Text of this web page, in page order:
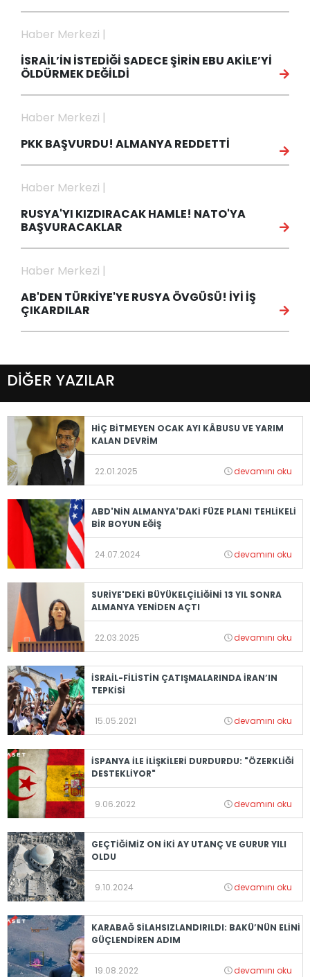
Haber Merkezi |
İSRAİL’İN İSTEDİĞİ SADECE ŞİRİN EBU AKİLE’Yİ
ÖLDÜRMEK DEĞİLDİ
Haber Merkezi |
PKK BAŞVURDU! ALMANYA REDDETTİ
Haber Merkezi |
RUSYA'YI KIZDIRACAK HAMLE! NATO'YA
BAŞVURACAKLAR
Haber Merkezi |
AB'DEN TÜRKİYE'YE RUSYA ÖVGÜSÜ! İYİ İŞ
ÇIKARDILAR
DİĞER YAZILAR
HİÇ BİTMEYEN OCAK AYI KÂBUSU VE YARIM
KALAN DEVRİM
22.01.2025 devamını oku
ABD'NİN ALMANYA'DAKİ FÜZE PLANI TEHLİKELİ
BİR BOYUN EĞİŞ
24.07.2024 devamını oku
SURİYE'DEKİ BÜYÜKELÇİLİĞİNİ 13 YIL SONRA
ALMANYA YENİDEN AÇTI
22.03.2025 devamını oku
İSRAİL-FİLİSTİN ÇATIŞMALARINDA İRAN’IN
TEPKİSİ
15.05.2021 devamını oku
İSPANYA İLE İLİŞKİLERİ DURDURDU: "ÖZERKLİĞİ
DESTEKLİYOR"
9.06.2022 devamını oku
GEÇTİĞİMİZ ON İKİ AY UTANÇ VE GURUR YILI
OLDU
9.10.2024 devamını oku
KARABAĞ SİLAHSIZLANDIRILDI: BAKÜ’NÜN ELİNİ
GÜÇLENDİREN ADIM
19.08.2022 devamını oku